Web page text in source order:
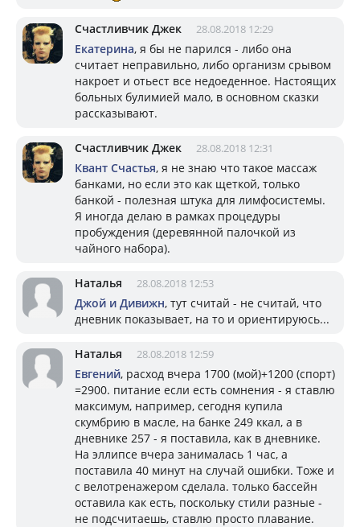
Счастливчик Джек 28.08.2018 12:29
Екатерина, я бы не парился - либо она
считает неправильно, либо организм срывом
накроет и отьест все недоеденное. Настоящих
больных булимией мало, в основном сказки
рассказывают.
Счастливчик Джек 28.08.2018 12:31
Квант Счастья, я не знаю что такое массаж
банками, но если это как щеткой, только
банкой - полезная штука для лимфосистемы.
Я иногда делаю в рамках процедуры
пробуждения (деревянной палочкой из
чайного набора).
Наталья 28.08.2018 12:53
Джой и Дивижн, тут считай - не считай, что
дневник показывает, на то и ориентируюсь...
Наталья 28.08.2018 12:59
Евгений, расход вчера 1700 (мой)+1200 (спорт)
=2900. питание если есть сомнения - я ставлю
максимум, например, сегодня купила
скумбрию в масле, на банке 249 ккал, а в
дневнике 257 - я поставила, как в дневнике.
На эллипсе вчера занималась 1 час, а
поставила 40 минут на случай ошибки. Тоже и
с велотренажером сделала. только бассейн
оставила как есть, поскольку стили разные -
не подсчитаешь, ставлю просто плавание.